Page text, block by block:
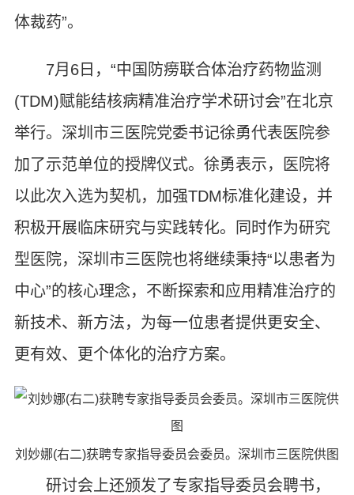
体裁药”。
7月6日，“中国防痨联合体治疗药物监测
(TDM)赋能结核病精准治疗学术研讨会”在北京
举行。深圳市三医院党委书记徐勇代表医院参
加了示范单位的授牌仪式。徐勇表示，医院将
以此次入选为契机，加强TDM标准化建设，并
积极开展临床研究与实践转化。同时作为研究
型医院，深圳市三医院也将继续秉持“以患者为
中心”的核心理念，不断探索和应用精准治疗的
新技术、新方法，为每一位患者提供更安全、
更有效、更个体化的治疗方案。
刘妙娜(右二)获聘专家指导委员会委员。深圳市三医院供图
研讨会上还颁发了专家指导委员会聘书，